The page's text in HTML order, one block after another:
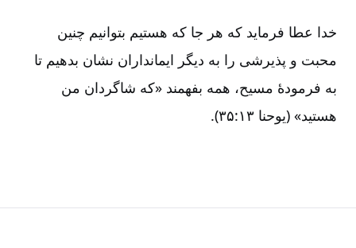
خدا عطا فرماید که هر جا که هستیم بتوانیم چنین
محبت و پذیرشی را به دیگر ایمانداران نشان بدهیم تا
به فرمودۀ مسیح‌، همه بفهمند «که شاگردان من
هستید» (یوحنا ۱۳:‏۳۵).